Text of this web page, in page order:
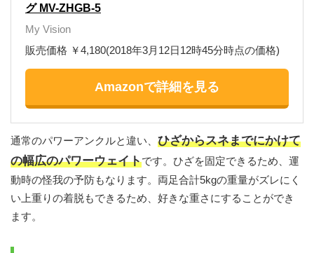
グ MV-ZHGB-5
My Vision
販売価格 ￥4,180(2018年3月12日12時45分時点の価格)
Amazonで詳細を見る
通常のパワーアンクルと違い、 ひざからスネまでにかけて
の幅広のパワーウェイトです。ひざを固定できるため、運
動時の怪我の予防もなります。両足合計5kgの重量がズレにく
い上重りの着脱もできるため、好きな重さにすることができ
ます。